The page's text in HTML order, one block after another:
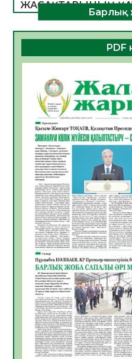
ЖАСАҚТАРЫНЫҢ
ЭКОЛОГИЯЛЫҚ
08.08.2026
Білім гранты
Қазақстандықтар
жақсылық күтеді –
07.08.2026
«Дауыс беру
болады?»
07.08.2026
ҚҰРЫЛТАЙ
БЕЛСЕНДІЛІКТІҢ
07.08.2026
5547 әскери
күні» іс-шарасы өтті
07.08.2026
Қаржылық
бағытталған кездесу
07.08.2026
ҚҰРЫЛТАЙ
Барлық
PDF